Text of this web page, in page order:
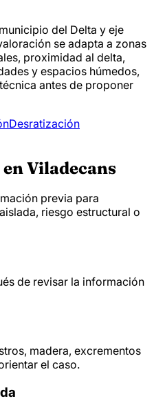
del Delta y eje
se adapta a zonas
proximidad al delta,
y espacios húmedos,
antes de proponer
Desratización
Viladecans
previa para
riesgo estructural o
de revisar la información
madera, excrementos
el caso.